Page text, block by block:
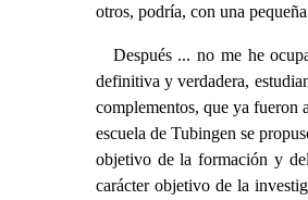
otros, podría, con una
Después ... no me he
definitiva y verdadera,
complementos, que ya fueron
escuela de Tubingen se
objetivo de la formación y
carácter objetivo de la